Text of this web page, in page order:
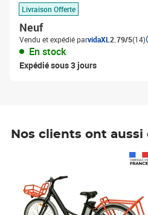
Livraison Offerte
Neuf
Vendu et expédié parvidaXL 2.79/5(14)
En stock
Expédié sous 3 jours
Nos clients ont